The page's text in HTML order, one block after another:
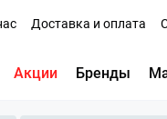
Доставка и оплата
Акции Бренды